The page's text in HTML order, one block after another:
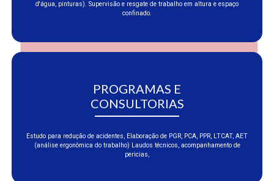
d'água, pinturas). Supervisão e resgate de trabalho em altura e espaço
confinado.
PROGRAMAS E
CONSULTORIAS
Estudo para redução de acidentes, Elaboração de PGR, PCA, PPR, LTCAT, AET
(análise ergonômica do trabalho) Laudos técnicos, acompanhamento de
pericias,